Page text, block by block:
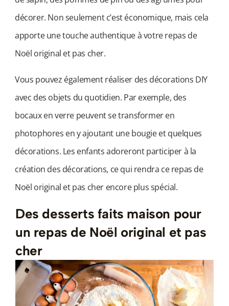
décorer. Non seulement c’est économique, mais cela
apporte une touche authentique à votre repas de
Noël original et pas cher.
Vous pouvez également réaliser des décorations DIY
avec des objets du quotidien. Par exemple, des
bocaux en verre peuvent se transformer en
photophores en y ajoutant une bougie et quelques
décorations. Les enfants adoreront participer à la
création des décorations, ce qui rendra ce repas de
Noël original et pas cher encore plus spécial.
Des desserts faits maison pour
un repas de Noël original et pas
cher